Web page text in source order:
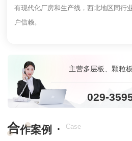
有现代化厂房和生产线，西北地区同行
户信赖。
主营多层板、颗粒
029-
合作案例 · Case